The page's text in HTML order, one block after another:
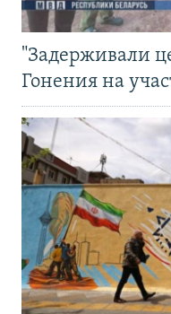
"Задерживали
Гонения на